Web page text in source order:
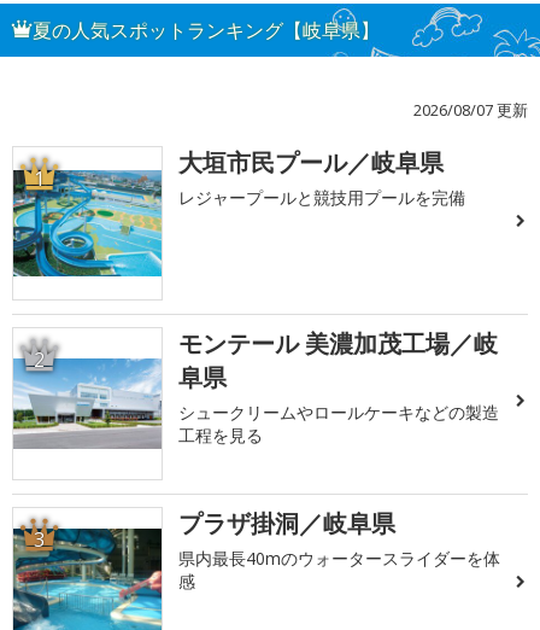
夏の人気スポットランキング【岐阜県】
2026/08/07 更新
1 大垣市民プール／岐阜県
レジャープールと競技用プールを完備
2
モンテール 美濃加茂工場／岐
阜県
シュークリームやロールケーキなどの製造
工程を見る
3 プラザ掛洞／岐阜県
県内最長40mのウォータースライダーを体
感